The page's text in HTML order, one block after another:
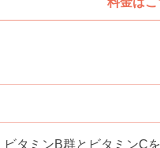
タミンB群とビタミンC